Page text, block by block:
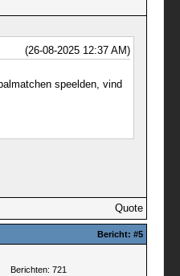
(26-08-2025 12:37 AM)
speelden, vind
Quote
Bericht: #5
Berichten: 721